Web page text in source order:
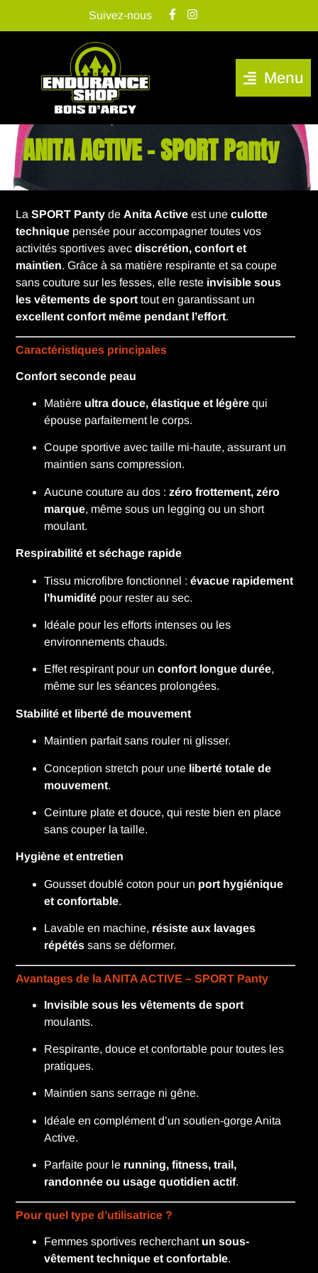
Suivez-nous
Menu
ANITA ACTIVE – SPORT Panty
LaSPORT Panty de Anita Active est uneculotte
technique pensée pour accompagner toutes vos
activités sportives avecdiscrétion, confort et
maintien. Grâce à sa matière respirante et sa coupe
sans couture sur les fesses, elle reste invisible sous
les vêtements de sport tout en garantissant un
excellent confort même pendant l’effort.
Caractéristiques principales
Confort seconde peau
Matière ultra douce, élastique et légère qui
épouse parfaitement le corps.
Coupe sportive avec taille mi-haute, assurant un
maintien sans compression.
Aucune couture au dos :zéro frottement, zéro
marque, même sous un legging ou un short
moulant.
Respirabilité et séchage rapide
Tissu microfibre fonctionnel :évacue rapidement
l’humidité pour rester au sec.
Idéale pour les efforts intenses ou les
environnements chauds.
Effet respirant pour unconfort longue durée,
même sur les séances prolongées.
Stabilité et liberté de mouvement
Maintien parfait sans rouler ni glisser.
Conception stretch pour une liberté totale de
mouvement.
Ceinture plate et douce, qui reste bien en place
sans couper la taille.
Hygiène et entretien
Gousset doublé coton pour un port hygiénique
et confortable.
Lavable en machine, résiste aux lavages
répétés sans se déformer.
Avantages de la ANITA ACTIVE – SPORT Panty
Invisible sous les vêtements de sport
moulants.
Respirante, douce et confortable pour toutes les
pratiques.
Maintien sans serrage ni gêne.
Idéale en complément d’un soutien-gorge Anita
Active.
Parfaite pour le running, fitness, trail,
randonnée ou usage quotidien actif.
Pour quel type d’utilisatrice ?
Femmes sportives recherchant un sous-
vêtement technique et confortable.